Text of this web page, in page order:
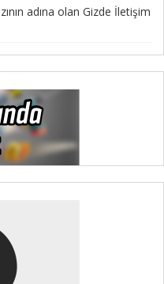
adına olan Gizde İletişim